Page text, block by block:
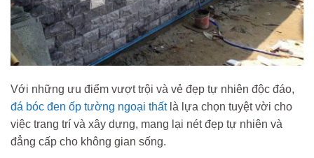
Với những ưu điểm vượt trội và vẻ đẹp tự nhiên độc đáo,
đá bóc đen ốp tường ngoại thấtlà lựa chọn tuyệt vời cho
việc trang trí và xây dựng, mang lại nét đẹp tự nhiên và
đẳng cấp cho không gian sống.